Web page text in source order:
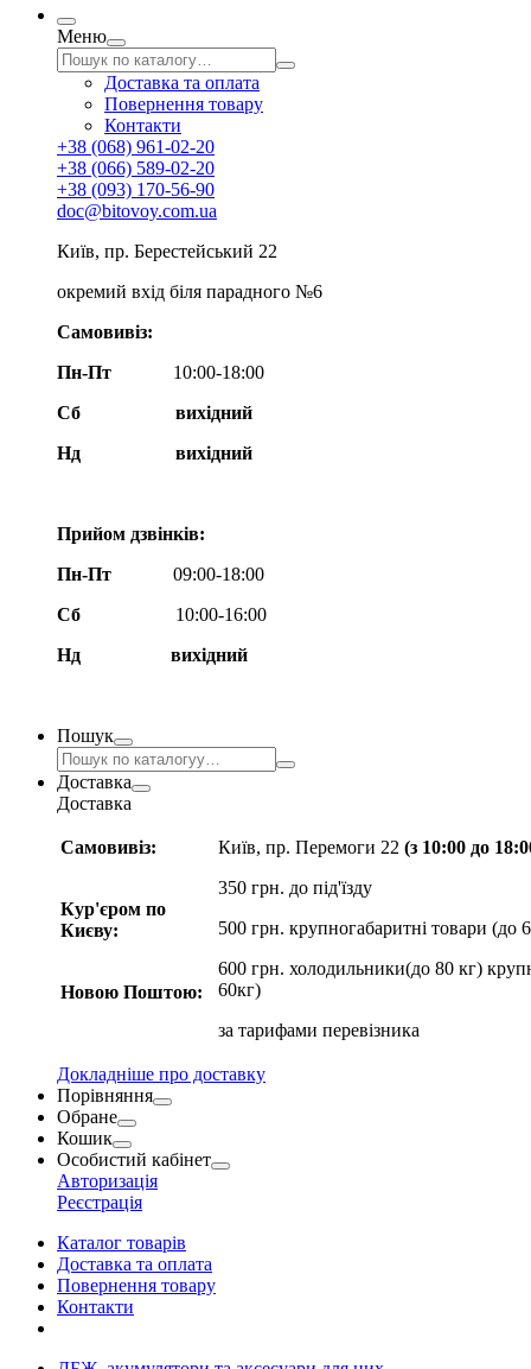
Меню
Доставка та оплата
Повернення товару
Контакти
+38 (068) 961-02-20
+38 (066) 589-02-20
+38 (093) 170-56-90
doc@bitovoy.com.ua
Київ, пр. Берестейський 22
окремий вхід біля парадного №6
Самовивіз:
Пн-Пт
10:00-18:00
Сб
вихідний
Нд
вихідний
Прийом дзвінків:
Пн-Пт
09:00-18:00
Сб
10:00-16:00
Нд вихідний
Пошук
Доставка
Доставка
Самовивіз:
Кур'єром по
Києву:
Новою Поштою:
Київ, пр. Перемоги 22 (з 10:00 до
350 грн. до під'їзду
500 грн. крупногабаритні товари (до
600 грн. холодильники(до 80 кг)
60кг)
за тарифами перевізника
Докладніше про доставку
Порівняння
Обране
Кошик
Особистий кабінет
Авторизація
Реєстрація
Каталог товарів
Доставка та оплата
Повернення товару
Контакти